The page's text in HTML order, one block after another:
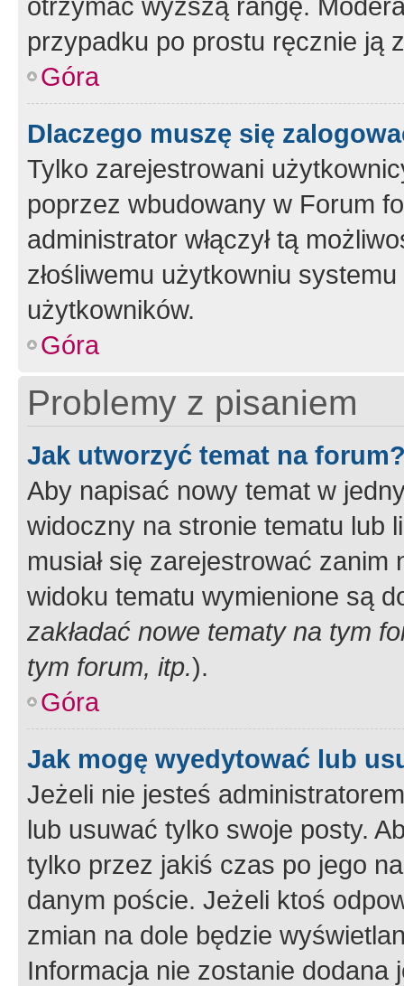
przypadku po prostu ręcznie ją
Góra
Dlaczego muszę się
Tylko zarejestrowani
poprzez wbudowany w Forum
administrator włączył tą
złośliwemu użytkowniu
użytkowników.
Góra
Problemy z pisaniem
Jak utworzyć temat na
Aby napisać nowy temat w
widoczny na stronie tematu lub
musiał się zarejestrować
widoku tematu wymienione są
zakładać nowe tematy na tym
tym forum, itp.).
Góra
Jak mogę wyedytować lub
Jeżeli nie jesteś
lub usuwać tylko swoje posty.
tylko przez jakiś czas po jego
danym poście. Jeżeli ktoś
zmian na dole będzie
Informacja nie zostanie dodana